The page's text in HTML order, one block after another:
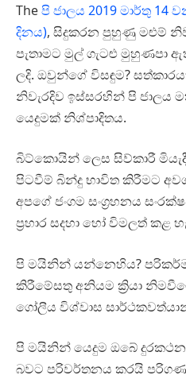
Theපි ජාලය 2019 මාර්තු 14
දිනය), සිදුකරන පුහුණු මළුම්
පැතාමට මුල් ගැටළු මුහුණපා
ලදි. ඔවුන්ගේ විසඳුම?
නිවැරදිව ඉස්සරහින් පි ජාලය
යෙදුමක් නිශ්පාදිතය.
බිට්කොයින් ලෙස සිව්කාරී
පිටවීම් බින්දු භාවිත කිරීමට
අපගේ ජංගම සංග්‍රහනය
ප්‍රහාර සදහා හෝ විමලත් කළ
පි මයිනින් යන්නෙහිය?
කිරීමේසතු අනියම ක්‍රියා
ගෝලීය විශ්වාස
පි මයිනින් යෙදුම ඔබේ
බවට පරිවර්තනය කරයි